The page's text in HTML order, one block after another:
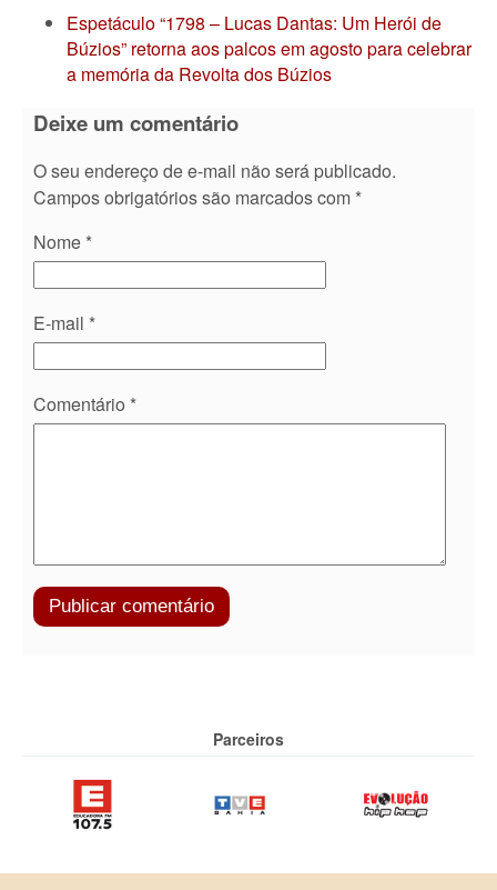
Espetáculo “1798 – Lucas Dantas: Um Herói de
Búzios” retorna aos palcos em agosto para celebrar
a memória da Revolta dos Búzios
Deixe um comentário
O seu endereço de e-mail não será publicado.
Campos obrigatórios são marcados com *
Nome *
E-mail *
Comentário *
Parceiros